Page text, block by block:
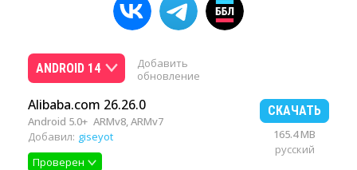
ANDROID 14
Добавить
обновление
Alibaba.com 26.26.0
Android 5.0+ ARMv8, ARMv7
Добавил: giseyot
Проверен
СКАЧАТЬ
165.4 MB
русский